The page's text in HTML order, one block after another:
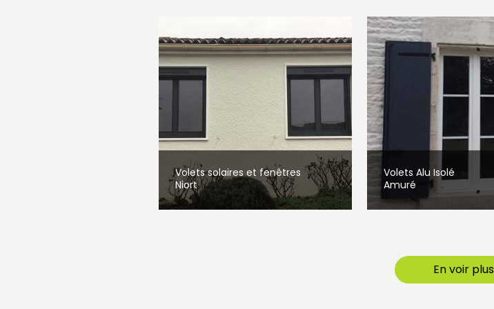
Volets solaires et fenêtres
Niort
Volets Alu Isolé
Amuré
En voir plus